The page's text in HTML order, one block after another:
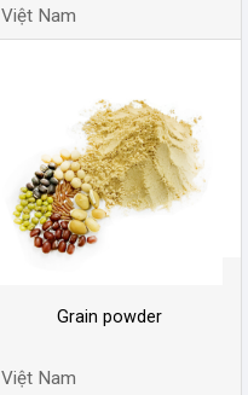
Việt Nam
Grain powder
Việt Nam